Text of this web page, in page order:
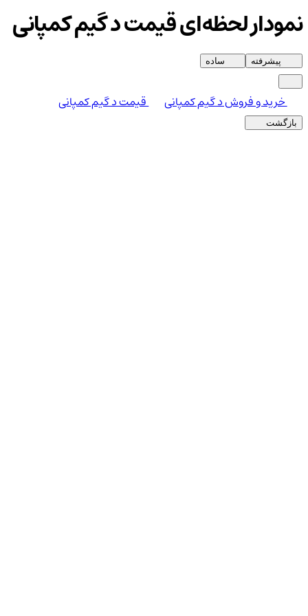
نمودار لحظه‌ای قیمت د گیم کمپانی
پیشرفته ساده
خرید و فروش د گیم کمپانی قیمت د گیم کمپانی
بازگشت